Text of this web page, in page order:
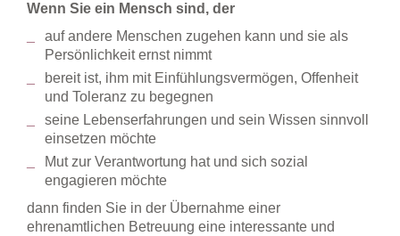
Wenn Sie ein Mensch sind, der
auf andere Menschen zugehen kann und sie als
Persönlichkeit ernst nimmt
bereit ist, ihm mit Einfühlungsvermögen, Offenheit
und Toleranz zu begegnen
seine Lebenserfahrungen und sein Wissen sinnvoll
einsetzen möchte
Mut zur Verantwortung hat und sich sozial
engagieren möchte
dann finden Sie in der Übernahme einer
ehrenamtlichen Betreuung eine interessante und